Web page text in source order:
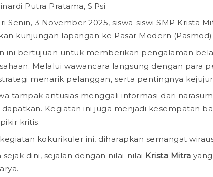
Putra Pratama, S.Psi
Senin, 3 November 2025, siswa-siswi SMP
kunjungan lapangan ke Pasar Modern (Pasmod)
ini bertujuan untuk memberikan pengalaman
Melalui wawancara langsung dengan para
menarik pelanggan, serta pentingnya
tampak antusias menggali informasi dari
Kegiatan ini juga menjadi kesempatan
kritis.
kokurikuler ini, diharapkan semangat
dini, sejalan dengan nilai-nilai Krista Mitra